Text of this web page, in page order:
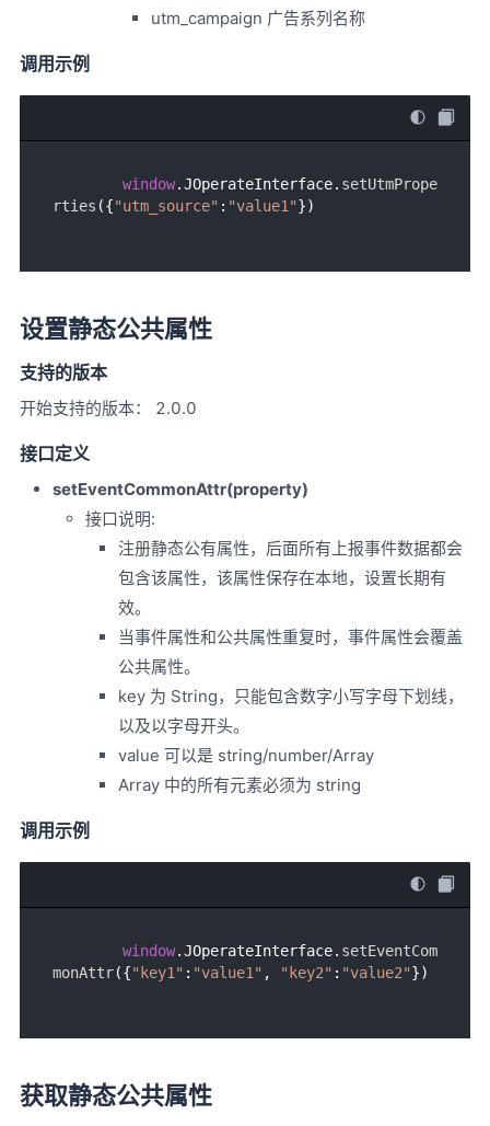
utm_campaign 广告系列名称
调用示例
window.JOperateInterface. setUtmPrope
rties ({"utm_source" : "value1"
设置静态公共属性
支持的版本
开始支持的版本： 2.0.0
接口定义
setEventCommonAttr(property)
接口说明:
注册静态公有属性，后面所有上报事件数据都会
包含该属性，该属性保存在本地，设置长期有
效。
当事件属性和公共属性重复时，事件属性会覆盖
公共属性。
key 为 String，只能包含数字小写字母下划线，
以及以字母开头。
value 可以是 string/number/Array
Array 中的所有元素必须为 string
调用示例
window.JOperateInterface. setEventCom
monAttr({"key1" : "value1" , "key2" : "value2"
获取静态公共属性